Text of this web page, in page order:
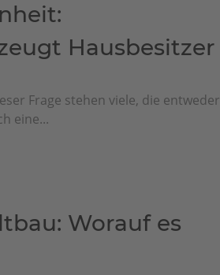
Hausbesitzer
Frage stehen viele, die entweder
eine...
Worauf es